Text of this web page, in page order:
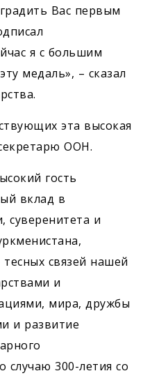
Вас первым
я с большим
медаль», – сказал
эта высокая
ООН.
гость
вклад в
суверенитета и
связей нашей
и
мира, дружбы
и развитие
случаю 300-летия со